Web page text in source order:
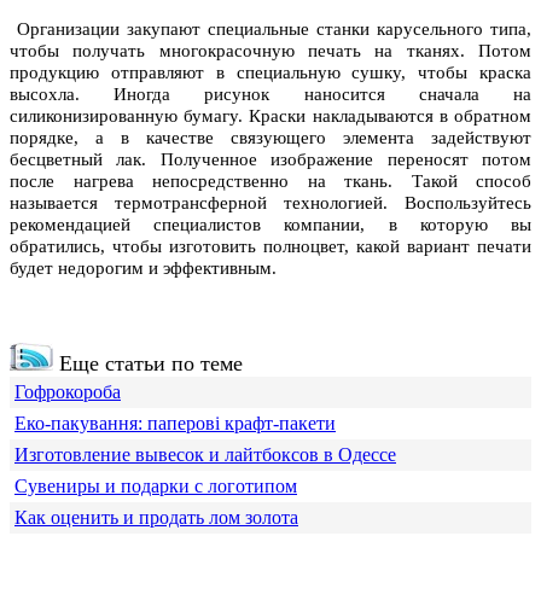
Организации закупают специальные станки карусельного типа,
чтобы получать многокрасочную печать на тканях. Потом
продукцию отправляют в специальную сушку, чтобы краска
высохла. Иногда рисунок наносится сначала на
силиконизированную бумагу. Краски накладываются в обратном
порядке, а в качестве связующего элемента задействуют
бесцветный лак. Полученное изображение переносят потом
после нагрева непосредственно на ткань. Такой способ
называется термотрансферной технологией. Воспользуйтесь
рекомендацией специалистов компании, в которую вы
обратились, чтобы изготовить полноцвет, какой вариант печати
будет недорогим и эффективным.
Еще статьи по теме
Гофрокороба
Еко-пакування: паперові крафт-пакети
Изготовление вывесок и лайтбоксов в Одессе
Сувениры и подарки с логотипом
Как оценить и продать лом золота